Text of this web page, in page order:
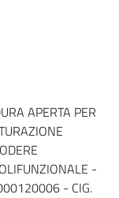
APERTA PER
-
- CIG.